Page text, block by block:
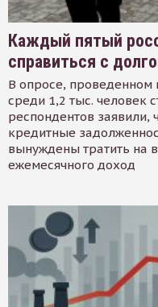
Каждый пятый
справиться с
В опросе, проведенном
среди 1,2 тыс. человек
респондентов заявили,
кредитные
вынуждены тратить на
ежемесячного доход